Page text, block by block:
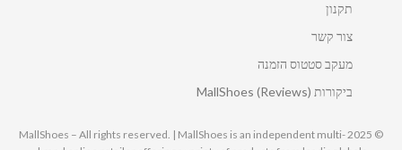
תקנון
צור קשר
מעקב סטטוס הזמנה
ביקורות MallShoes (Reviews)
© 2025 MallShoes – All rights reserved. | MallShoes is an independent multi-